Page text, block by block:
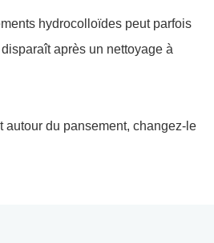
hydrocolloïdes peut parfois
après un nettoyage à
autour du pansement, changez-le